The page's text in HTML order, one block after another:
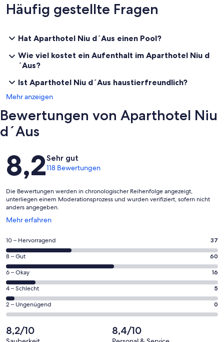
Häufig gestellte Fragen
Hat Aparthotel Niu d´Aus einen Pool?
Wie viel kostet ein Aufenthalt im Aparthotel Niu d
´Aus?
Ist Aparthotel Niu d´Aus haustierfreundlich?
Mehr anzeigen
Bewertungen von Aparthotel Niu
d´Aus
Bewertungen
8,2Sehr gut
118 Bewertungen
Die Bewertungen werden in chronologischer Reihenfolge angezeigt,
unterliegen einem Moderationsprozess und wurden verifiziert, sofern nicht
anders angegeben.
Mehr erfahren
Wird
einem
neuen
Fenster
geöffnet
37
von
insgesamt
118
Gästebewertungen
haben
eine
Bewertung
von
10
10 – Hervorragend 37
60
von
insgesamt
118
Gästebewertungen
haben
Bewertung
8 – Gut 60
16
von
insgesamt
118
Gästebewertungen
haben
eine
6 – Okay 16
5
von
insgesamt
Gästebewertungen
4 – Schlecht 5
0
von
insgesamt
118
2 – Ungenügend 0
8,2/10 8,4/10